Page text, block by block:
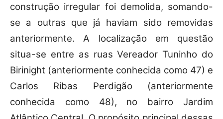
construção irregular foi demolida, somando-
se a outras que já haviam sido removidas
anteriormente. A localização em questão
situa-se entre as ruas Vereador Tuninho do
Birinight (anteriormente conhecida como 47) e
Carlos Ribas Perdigão (anteriormente
conhecida como 48), no bairro Jardim